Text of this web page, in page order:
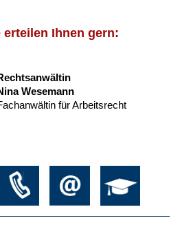
Ihnen gern:
Wesemann
für Arbeitsrecht